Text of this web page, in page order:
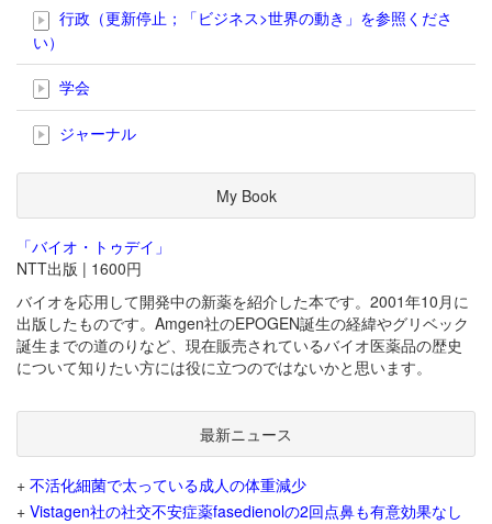
行政（更新停止；「ビジネス>世界の動き」を参照くださ
い）
学会
ジャーナル
My Book
「バイオ・トゥデイ」
NTT出版 | 1600円
バイオを応用して開発中の新薬を紹介した本です。2001年10月に
出版したものです。Amgen社のEPOGEN誕生の経緯やグリベック
誕生までの道のりなど、現在販売されているバイオ医薬品の歴史
について知りたい方には役に立つのではないかと思います。
最新ニュース
+ 不活化細菌で太っている成人の体重減少
+ Vistagen社の社交不安症薬fasedienolの2回点鼻も有意効果なし